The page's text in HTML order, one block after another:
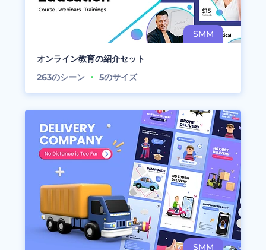
オンライン教育の紹介セット
263のシーン 5のサイズ